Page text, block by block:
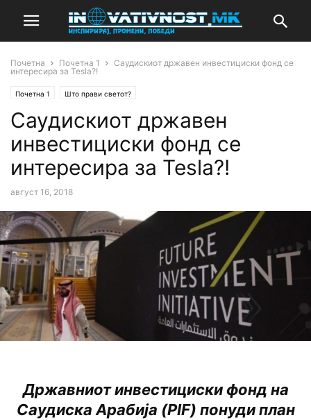
Почетна Почетна 1
Саудискиот државен инвестициски фонд сe
интересира за Tesla?!
Почетна 1 Што прави светот?
Саудискиот државен
инвестициски фонд сe
интересира за Tesla?!
август 16, 2018
Државниот инвестициски фонд на
Саудиска Арабија (PIF) понуди план